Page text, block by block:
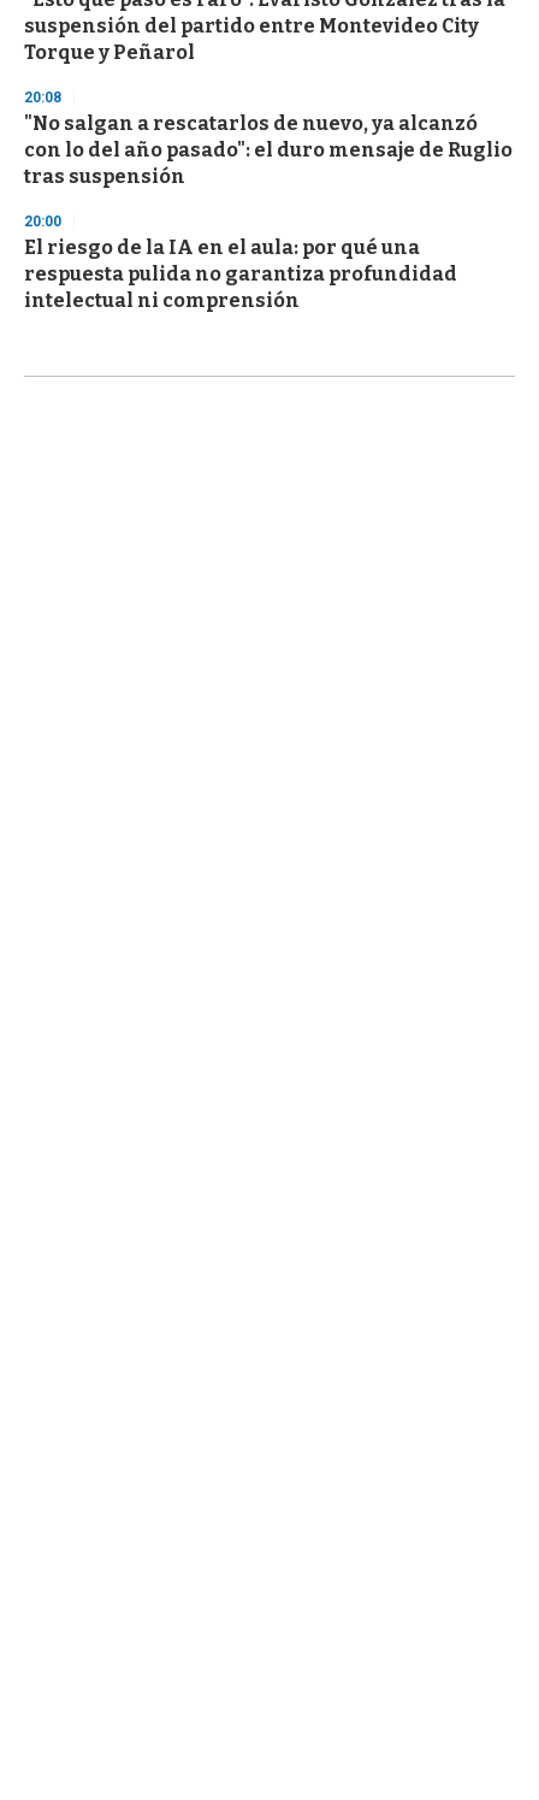
suspensión del partido entre Montevideo City
Torque y Peñarol
20:08
"No salgan a rescatarlos de nuevo, ya alcanzó
con lo del año pasado": el duro mensaje de Ruglio
tras suspensión
20:00
El riesgo de la IA en el aula: por qué una
respuesta pulida no garantiza profundidad
intelectual ni comprensión